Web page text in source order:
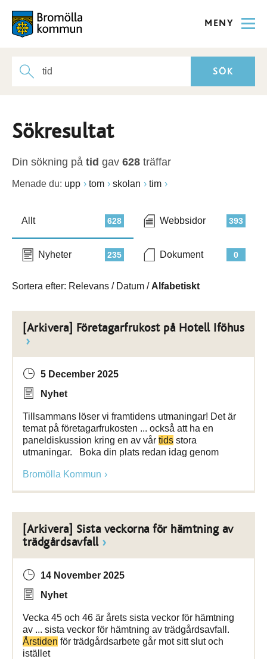
MENY
Sökresultat
Din sökning på tid gav 628 träffar
Menade du: upp tom skolan tim
628
Allt 393
Webbsidor
235
Nyheter 0
Dokument
Sortera efter: Relevans / Datum / Alfabetiskt
[Arkivera] Företagarfrukost på Hotell Iföhus
5 December 2025
Nyhet
Tillsammans löser vi framtidens utmaningar! Det är
temat på företagarfrukosten ... också att ha en
paneldiskussion kring en av vår tids stora
utmaningar. Boka din plats redan idag genom
Bromölla Kommun
[Arkivera] Sista veckorna för hämtning av
trädgårdsavfall
14 November 2025
Nyhet
Vecka 45 och 46 är årets sista veckor för hämtning
av ... sista veckor för hämtning av trädgårdsavfall.
Årstiden för trädgårdsarbete går mot sitt slut och
istället